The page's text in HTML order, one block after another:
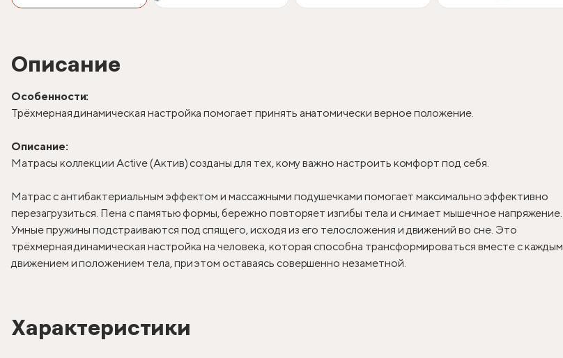
Описание
Особенности:
Трёхмерная динамическая настройка помогает принять анатомически верное положение.
Описание:
Матрасы коллекции Active (Актив) созданы для тех, кому важно настроить комфорт под себя.
Матрас с антибактериальным эффектом и массажными подушечками помогает максимально эффективно
перезагрузиться. Пена с памятью формы, бережно повторяет изгибы тела и снимает мышечное напряжение.
Умные пружины подстраиваются под спящего, исходя из его телосложения и движений во сне. Это
трёхмерная динамическая настройка на человека, которая способна трансформироваться вместе с каждым
движением и положением тела, при этом оставаясь совершенно незаметной.
Характеристики